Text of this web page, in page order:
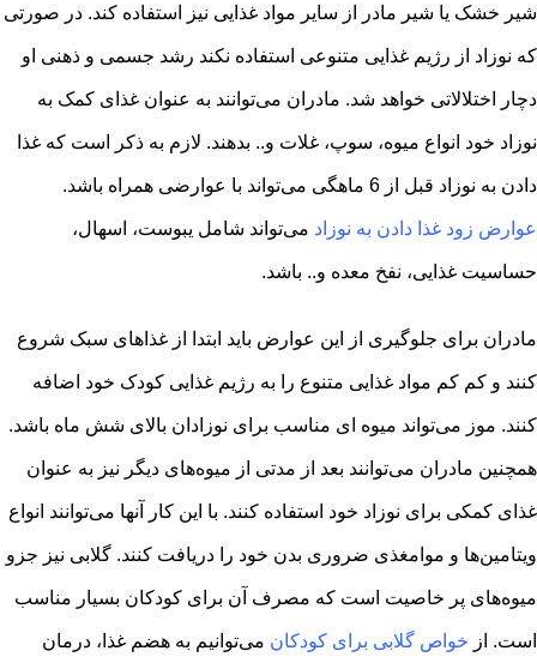
شیر خشک یا شیر مادر از سایر مواد غذایی نیز استفاده کند. در صورتی
که نوزاد از رژیم غذایی متنوعی استفاده نکند رشد جسمی و ذهنی او
دچار اختلالاتی خواهد شد. مادران می‌توانند به عنوان غذای کمک به
نوزاد خود انواع میوه، سوپ، غلات و.. بدهند. لازم به ذکر است که غذا
دادن به نوزاد قبل از 6 ماهگی می‌تواند با عوارضی همراه باشد.
عوارض زود غذا دادن به نوزاد می‌تواند شامل یبوست، اسهال،
حساسیت غذایی، نفخ معده و.. باشد.
مادران برای جلوگیری از این عوارض باید ابتدا از غذاهای سبک شروع
کنند و کم کم مواد غذایی متنوع را به رژیم غذایی کودک خود اضافه
کنند. موز می‌تواند میوه ای مناسب برای نوزادان بالای شش ماه باشد.
همچنین مادران می‌توانند بعد از مدتی از میوه‌های دیگر نیز به عنوان
غذای کمکی برای نوزاد خود استفاده کنند. با این کار آنها می‌توانند انواع
ویتامین‌ها و موامغذی ضروری بدن خود را دریافت کنند. گلابی نیز جزو
میوه‌های پر خاصیت است که مصرف آن برای کودکان بسیار مناسب
است. از خواص گلابی برای کودکان می‌توانیم به هضم غذا، درمان